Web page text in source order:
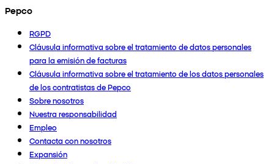
Pepco
RGPD
Cláusula informativa sobre el tratamiento de datos personales
para la emisión de facturas
Cláusula informativa sobre el tratamiento de los datos personales
de los contratistas de Pepco
Sobre nosotros
Nuestra responsabilidad
Empleo
Contacta con nosotros
Expansión